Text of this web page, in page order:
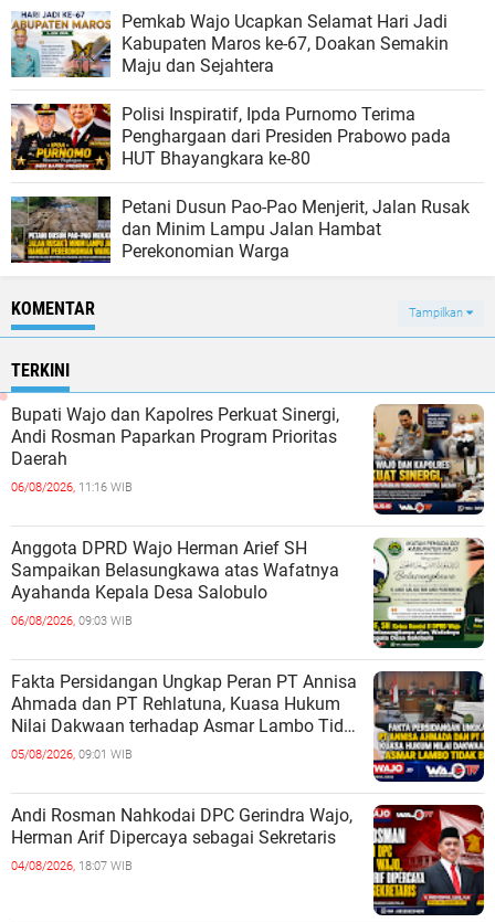
Pemkab Wajo Ucapkan Selamat Hari Jadi
Kabupaten Maros ke-67, Doakan Semakin
Maju dan Sejahtera
Polisi Inspiratif, Ipda Purnomo Terima
Penghargaan dari Presiden Prabowo pada
HUT Bhayangkara ke-80
Petani Dusun Pao-Pao Menjerit, Jalan Rusak
dan Minim Lampu Jalan Hambat
Perekonomian Warga
KOMENTAR Tampilkan
TERKINI
Bupati Wajo dan Kapolres Perkuat Sinergi,
Andi Rosman Paparkan Program Prioritas
Daerah
06/08/2026, 11:16 WIB
Anggota DPRD Wajo Herman Arief SH
Sampaikan Belasungkawa atas Wafatnya
Ayahanda Kepala Desa Salobulo
06/08/2026, 09:03 WIB
Fakta Persidangan Ungkap Peran PT Annisa
Ahmada dan PT Rehlatuna, Kuasa Hukum
Nilai Dakwaan terhadap Asmar Lambo Tidak
Berdasar
05/08/2026, 09:01 WIB
Andi Rosman Nahkodai DPC Gerindra Wajo,
Herman Arif Dipercaya sebagai Sekretaris
04/08/2026, 18:07 WIB